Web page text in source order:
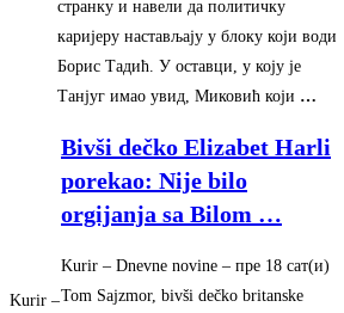
странку и навели да политичку
кариjеру настављаjу у блоку коjи води
Борис Tадић. У оставци, у коjу jе
Танјуг имао увид, Mиковић коjи …
Kurir –
Bivši dečko Elizabet Harli
porekao: Nije bilo
orgijanja sa Bilom …
Kurir – Dnevne novine – ‎пре 18 сат(и)‎
Tom Sajzmor, bivši dečko britanske